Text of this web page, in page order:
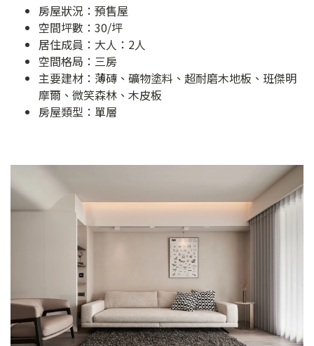
房屋狀況：預售屋
空間坪數：30/坪
居住成員：大人：2人
空間格局：三房
主要建材：薄磚、礦物塗料、超耐磨木地板、班傑明
摩爾、微笑森林、木皮板
房屋類型：單層